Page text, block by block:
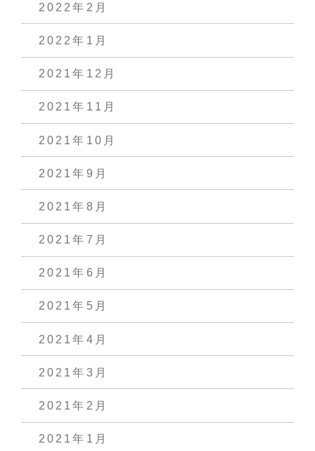
2022年2月
2022年1月
2021年12月
2021年11月
2021年10月
2021年9月
2021年8月
2021年7月
2021年6月
2021年5月
2021年4月
2021年3月
2021年2月
2021年1月